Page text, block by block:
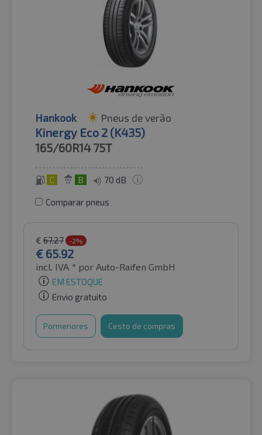
Hankook Pneus de verão
Kinergy Eco 2 (K435)
165/60R14 75T
C B 70 dB
Comparar pneus
€ 67.27 -2%
€ 65.92
incl. IVA * por Auto-Raifen GmbH
EM ESTOQUE
Envio gratuito
Pormenores Cesto de compras